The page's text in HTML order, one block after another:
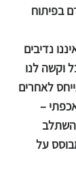
בפיתוח
נדיבים
וקשה לנו
לאחרים
–
על